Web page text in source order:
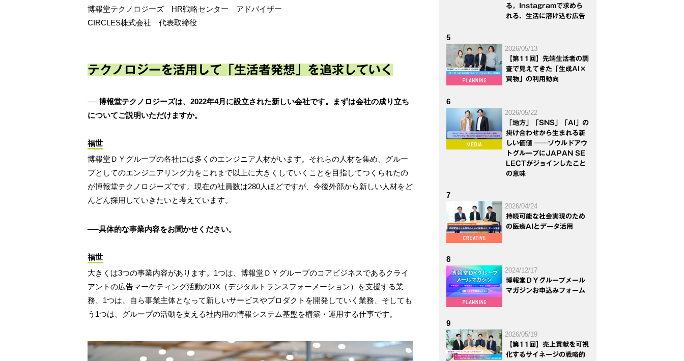
博報堂テクノロジーズ HR戦略センター アドバイザー
CIRCLES株式会社 代表取締役
テクノロジーを活用して「生活者発想」を追求していく
──博報堂テクノロジーズは、2022年4月に設立された新しい会社です。まずは会社の成り立ち
についてご説明いただけますか。
福世
博報堂ＤＹグループの各社には多くのエンジニア人材がいます。それらの人材を集め、グルー
プとしてのエンジニアリング力をこれまで以上に大きくしていくことを目指してつくられたの
が博報堂テクノロジーズです。現在の社員数は280人ほどですが、今後外部から新しい人材をど
んどん採用していきたいと考えています。
──具体的な事業内容をお聞かせください。
福世
大きくは3つの事業内容があります。1つは、博報堂ＤＹグループのコアビジネスであるクライ
アントの広告マーケティング活動のDX（デジタルトランスフォーメーション）を支援する業
務、1つは、自ら事業主体となって新しいサービスやプロダクトを開発していく業務、そしても
う1つは、グループの活動を支える社内用の情報システム基盤を構築・運用する仕事です。
る。Instagramで求めら
れる、生活に溶け込む広告
5
2026/05/13
【第11回】先端生活者の調
査で見えてきた「生成AI×
買物」の利用動向
6
2026/05/22
「地方」「SNS」「AI」の
掛け合わせから生まれる新
しい価値 ──ソウルドアウ
トグループにJAPAN SE
LECTがジョインしたこと
の意味
7
2026/04/24
持続可能な社会実現のため
の医療AIとデータ活用
8
2024/12/17
博報堂ＤＹグループメール
マガジンお申込みフォーム
9
2026/05/19
【第11回】売上貢献を可視
化するサイネージの戦略的